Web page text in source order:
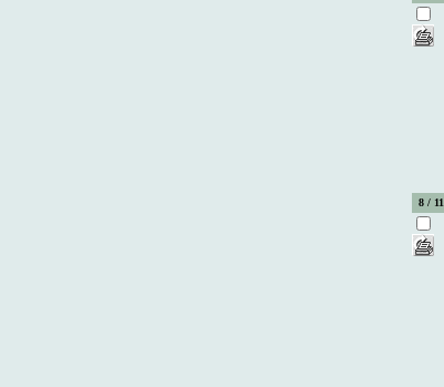
8 / 11